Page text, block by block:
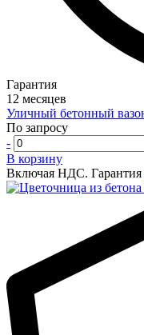
Гарантия
12 месяцев
Уличный бетонный
По запросу
-
В корзину
Включая НДС.